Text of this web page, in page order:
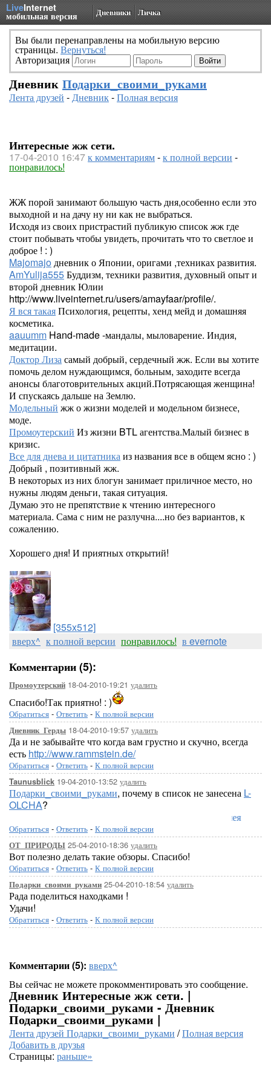
LiveInternet
мобильная версия Дневники Личка
Вы были перенаправлены на мобильную версию
страницы. Вернуться!
Авторизация
Дневник Подарки_своими_руками
Лента друзей -Дневник-Полная версия
Интересные жж сети.
17-04-2010 16:47к комментариям-к полной версии -
понравилось!
ЖЖ порой занимают большую часть дня,особенно если это
выходной и на дачу ну ни как не выбраться.
Исходя из своих пристрастий публикую список жж где
стоит побывать чтобы увидеть, прочитать что то светлое и
доброе ! : )
Majomajoдневник о Японии, оригами ,техниках развития.
AmYulija555Буддизм, техники развития, духовный опыт и
второй дневник Юлии
http://www.liveinternet.ru/users/amayfaar/profile/.
Я вся такаяПсихология, рецепты, хенд мейд и домашняя
косметика.
aauumm Hand-made -мандалы, мыловарение. Индия,
медитации.
Доктор Лизасамый добрый, сердечный жж. Если вы хотите
помочь делом нуждающимся, больным, заходите всегда
анонсы благотоврительных акций.Потрясающая женщина!
И спускаясь дальше на Землю.
Модельный жж о жизни моделей и модельном бизнесе,
моде.
Промоутерский Из жизни BTL агентства.Малый бизнес в
кризис.
Все для днева и цитатникаиз названия все в общем ясно : )
Добрый , позитивный жж.
В некоторых из них блогун занимает приличное место, но
нужны людям деньги, такая ситуация.
Думаю это не препятствие к чтению интересного
материала. Сама с ним не разлучна....но без вариантов, к
сожалению.
Хорошего дня! И приятных открытий!
[355x512]
вверх^ к полной версии понравилось! в evernote
Комментарии (5):
Промоутерский 18-04-2010-19:21 удалить
Спасибо!Так приятно! : )
Обратиться - Ответить - К полной версии
Дневник_Герды 18-04-2010-19:57 удалить
Да и не забывайте что когда вам грустно и скучно, всегда
есть http://www.rammstein.de/
Обратиться - Ответить - К полной версии
Taunusblick 19-04-2010-13:52 удалить
Подарки_своими_руками, почему в список не занесена L-
OLCHA?
Лорелея
Обратиться - Ответить - К полной версии
ОТ_ПРИРОДЫ 25-04-2010-18:36 удалить
Вот полезно делать такие обзоры. Спасибо!
Обратиться - Ответить - К полной версии
Подарки_своими_руками 25-04-2010-18:54 удалить
Рада поделиться находками !
Удачи!
Обратиться - Ответить - К полной версии
Комментарии (5): вверх^
Вы сейчас не можете прокомментировать это сообщение.
Дневник Интересные жж сети. |
Подарки_своими_руками - Дневник
Подарки_своими_руками |
Лента друзей Подарки_своими_руками /Полная версия
Добавить в друзья
Страницы: раньше»